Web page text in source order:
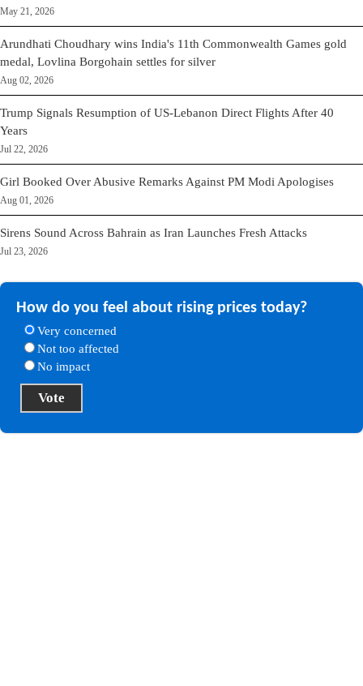
May 21, 2026
Arundhati Choudhary wins India's 11th Commonwealth Games gold
medal, Lovlina Borgohain settles for silver
Aug 02, 2026
Trump Signals Resumption of US-Lebanon Direct Flights After 40
Years
Jul 22, 2026
Girl Booked Over Abusive Remarks Against PM Modi Apologises
Aug 01, 2026
Sirens Sound Across Bahrain as Iran Launches Fresh Attacks
Jul 23, 2026
How do you feel about rising prices today?
Very concerned
Not too affected
No impact